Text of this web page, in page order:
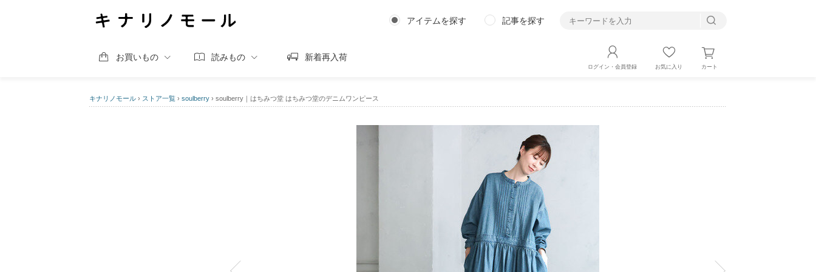
アイテムを探す 記事を探す
お買いもの 読みもの 新着再入荷
ログイン・会員登録 お気に入り カート
キナリノモール › ストア一覧 › soulberry › soulberry｜はちみつ堂 はちみつ堂のデニムワンピース